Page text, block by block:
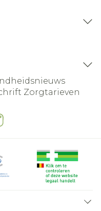
Zorgtarieven